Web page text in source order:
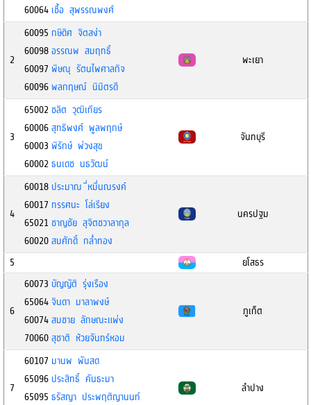
60064 เชื้อ สุพรรณพงศ์
2
60095 กษิดิศ จิตสง่า
60098 อรรณพ สมฤทธิ์
60097 พิษณุ รัตนไพศาลกิจ
60096 พลกฤษณ์ นิมิตรดี
พะเยา
3
65002 ชลิต วุฒิเทียร
60006 สุทธิพงศ์ พูลพฤกษ์
60003 พิรักษ์ พ่วงสุข
60002 ธนเดช นธวัฒน์
จันทบุรี
4
60018 ประมาณ ื่หมื่นณรงค์
60017 ทรรศนะ โล่เรียง
65021 ชาญชัย สุจิตชวาลากุล
60020 สมศักดิ์ กล่ำทอง
นครปฐม
5 ยโสธร
6
60073 บัญญัติ รุ่งเรือง
65064 จินดา มาลาพงษ์
60074 สมชาย ลักษณะแพ่ง
70060 สุชาติ ห้วยจันทร์หอม
ภูเก็ต
7
60107 มานพ พันสด
65096 ประสิทธิ์ คันธะมา
65095 ธรัสญา ประพฤติญานนท์
ลำปาง